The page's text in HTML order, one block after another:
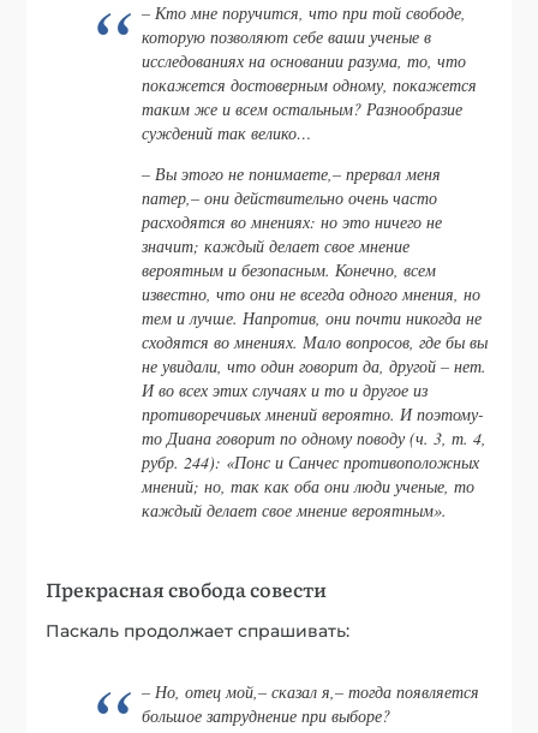
– Кто мне поручится, что при той свободе,
которую позволяют себе ваши ученые в
исследованиях на основании разума, то, что
покажется достоверным одному, покажется
таким же и всем остальным? Разнообразие
суждений так велико…
– Вы этого не понимаете,– прервал меня
патер,– они действительно очень часто
расходятся во мнениях: но это ничего не
значит; каждый делает свое мнение
вероятным и безопасным. Конечно, всем
известно, что они не всегда одного мнения, но
тем и лучше. Напротив, они почти никогда не
сходятся во мнениях. Мало вопросов, где бы вы
не увидали, что один говорит да, другой – нет.
И во всех этих случаях и то и другое из
противоречивых мнений вероятно. И поэтому-
то Диана говорит по одному поводу (ч. 3, т. 4,
рубр. 244): «Понс и Санчес противоположных
мнений; но, так как оба они люди ученые, то
каждый делает свое мнение вероятным».
Прекрасная свобода совести
Паскаль продолжает спрашивать:
– Но, отец мой,– сказал я,– тогда появляется
большое затруднение при выборе?